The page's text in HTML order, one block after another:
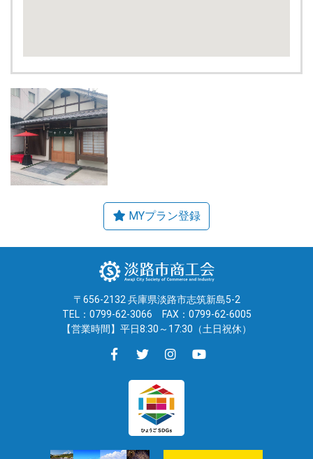
〒656-2132 兵庫県淡路市志筑新島5-2
TEL：0799-62-3066
FAX：0799-62-6005
【営業時間】平日8:30～17:30（土日祝休）